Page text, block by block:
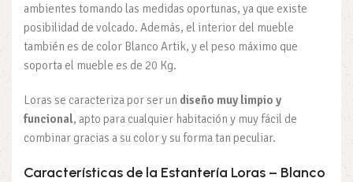
ambientes tomando las medidas oportunas, ya que existe
posibilidad de volcado. Además, el interior del mueble
también es de color Blanco Artik, y el peso máximo que
soporta el mueble es de 20 Kg.
Loras se caracteriza por ser un diseño muy limpio y
funcional, apto para cualquier habitación y muy fácil de
combinar gracias a su color y su forma tan peculiar.
Características de la Estantería Loras – Blanco